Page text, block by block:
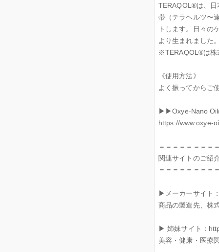
TERAQOL®は、日
帯（テラヘルツ〜
トします。日々の
より生まれました
※TERAQOL®は株
《使用方法》
よく振ってからご
▶︎▶︎Oxye-Nano
https://www.oxye-
＝＝＝＝＝＝＝＝
関連サイトのご紹
＝＝＝＝＝＝＝＝
▶︎メーカーサイト
商品の製造先、株
▶︎ 姉妹サイト：
美容・健康・医療